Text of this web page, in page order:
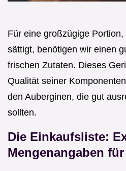
Für eine großzügige
sättigt, benötigen wir einen
frischen Zutaten. Dieses
Qualität seiner
den Auberginen, die gut
sollten.
Die Einkaufsliste:
Mengenangaben